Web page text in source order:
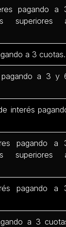
pagando a
superiores
a 3 cuotas.
a 3 y
interés
pagando a
superiores
pagando a
a 3